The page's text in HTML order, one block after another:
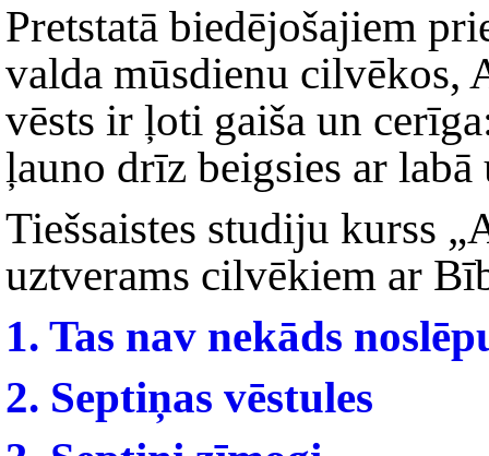
Pretstatā biedējošajiem
valda mūsdienu cilvēkos,
vēsts ir ļoti gaiša un
ļauno drīz beigsies ar labā
Tiešsaistes studiju kurss
uztverams cilvēkiem ar
1. Tas nav nekāds
2. Septiņas vēstules